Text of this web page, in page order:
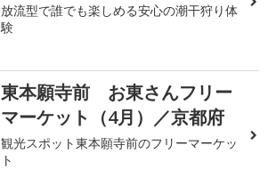
放流型で誰でも楽しめる安心の潮干狩り体
験
東本願寺前 お東さんフリー
マーケット（4月）／京都府
観光スポット東本願寺前のフリーマーケッ
ト